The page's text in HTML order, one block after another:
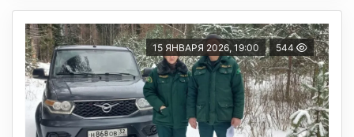
15 ЯНВАРЯ 2026, 19:00 544